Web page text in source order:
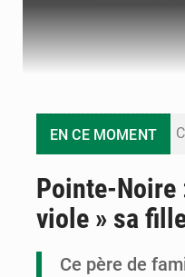
EN CE MOMENT
Pointe-Noire
viole » sa
Ce père de